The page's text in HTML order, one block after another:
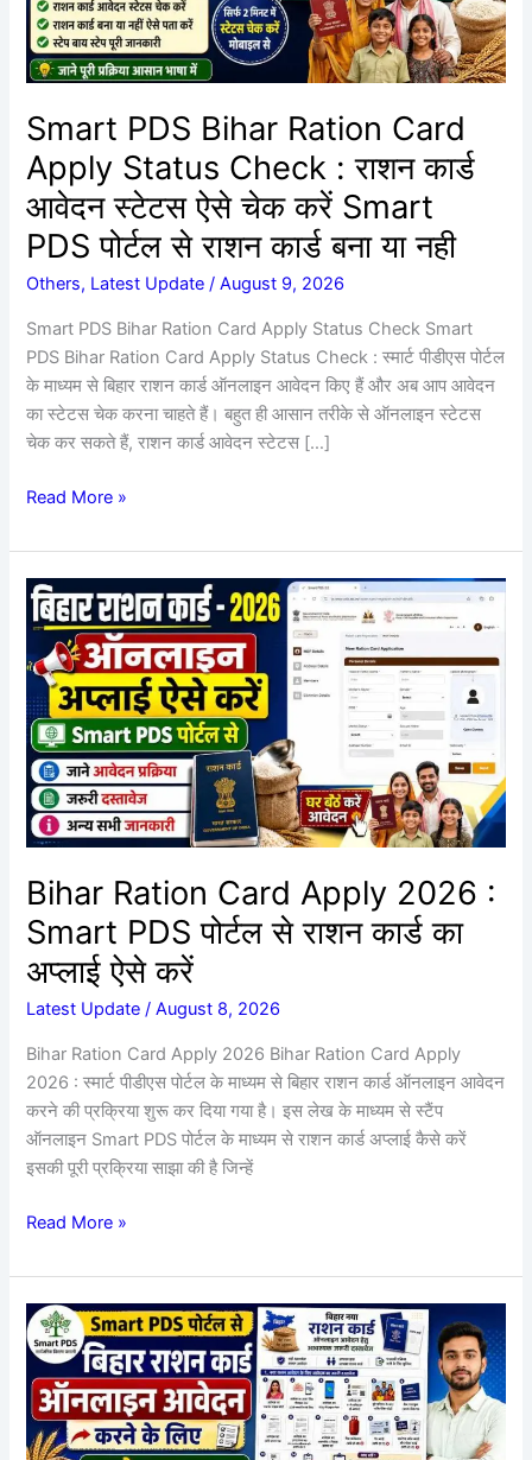
Smart PDS Bihar Ration Card
Apply Status Check : राशन कार्ड
आवेदन स्टेटस ऐसे चेक करें Smart
PDS पोर्टल से राशन कार्ड बना या नही
Others, Latest Update /August 9, 2026
Smart PDS Bihar Ration Card Apply Status Check Smart
PDS Bihar Ration Card Apply Status Check : स्मार्ट पीडीएस पोर्टल
के माध्यम से बिहार राशन कार्ड ऑनलाइन आवेदन किए हैं और अब आप आवेदन
का स्टेटस चेक करना चाहते हैं। बहुत ही आसान तरीके से ऑनलाइन स्टेटस
चेक कर सकते हैं, राशन कार्ड आवेदन स्टेटस […]
Check
:
राशन
कार्ड
आवेदन
स्टेटस
ऐसे
करें
Smart
पोर्टल
से
राशन
कार्ड
बना
नही
Read More »
Bihar Ration Card Apply 2026 :
Smart PDS पोर्टल से राशन कार्ड का
अप्लाई ऐसे करें
Latest Update /August 8, 2026
Bihar Ration Card Apply 2026 Bihar Ration Card Apply
2026 : स्मार्ट पीडीएस पोर्टल के माध्यम से बिहार राशन कार्ड ऑनलाइन आवेदन
करने की प्रक्रिया शुरू कर दिया गया है। इस लेख के माध्यम से स्टैंप
ऑनलाइन Smart PDS पोर्टल के माध्यम से राशन कार्ड अप्लाई कैसे करें
इसकी पूरी प्रक्रिया साझा की है जिन्हें
Bihar
Ration
Card
Apply
2026
:
Smart
PDS
पोर्टल
से
राशन
कार्ड
का
अप्लाई
ऐसे
करें
Read More »
Smart
PDS
Bihar
Ration
Card